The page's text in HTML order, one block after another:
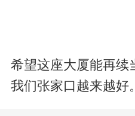
希望这座大厦能再续
我们张家口越来越好。